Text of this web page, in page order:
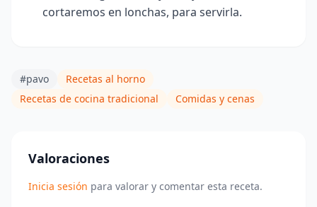
cortaremos en lonchas, para servirla.
#pavo
Recetas al horno
Recetas de cocina tradicional
Comidas y cenas
Valoraciones
Inicia sesión para valorar y comentar esta receta.